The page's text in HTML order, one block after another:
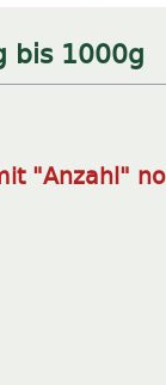
bis 1000g
"Anzahl"